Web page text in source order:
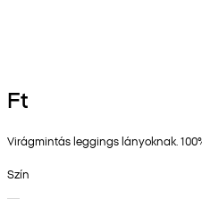
Ft
Virágmintás leggings lányoknak.
Szín